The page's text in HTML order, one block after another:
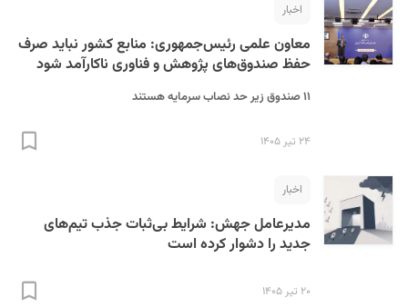
اخبار
معاون علمی رئیس‌جمهوری: منابع کشور نباید صرف
حفظ صندوق‌های پژوهش و فناوری ناکارآمد شود
۱۱ صندوق زیر حد نصاب سرمایه هستند
۲۴ تیر ۱۴۰۵
اخبار
مدیرعامل جهش: شرایط بی‌ثبات جذب تیم‌های
جدید را دشوار کرده است
۲۰ تیر ۱۴۰۵